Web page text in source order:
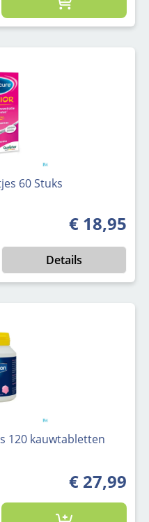
60 Stuks
Normale
€ 18,95
Details
120 kauwtabletten
€ 27,99